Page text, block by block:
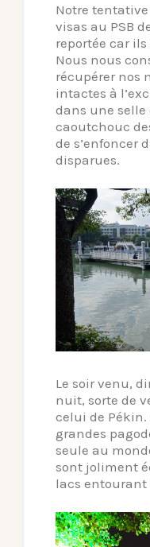
Notre
visas au PSB
reportée car
Nous nous
récupérer nos
intactes à
dans une selle
caoutchouc
de s’enfoncer
disparues.
Le soir venu,
nuit, sorte de
celui de Pékin.
grandes
seule au
sont joliment
lacs